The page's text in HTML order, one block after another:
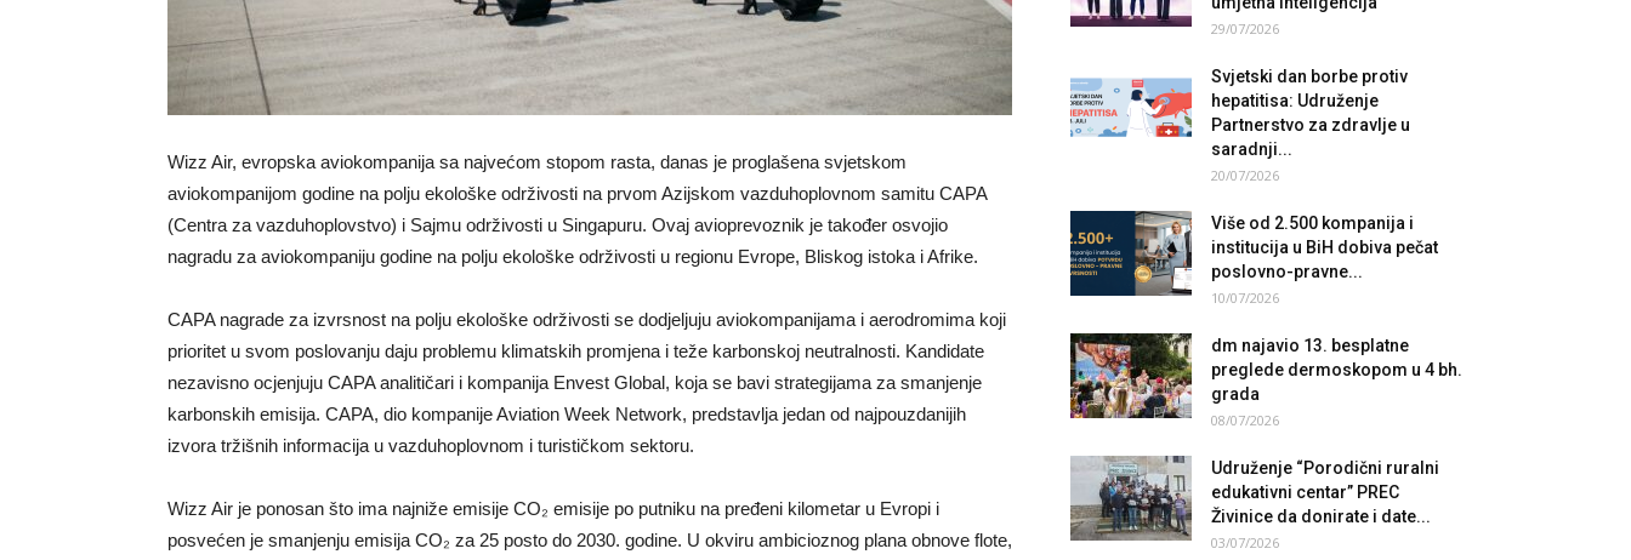
Wizz Air, evropska aviokompanija sa najvećom stopom rasta, danas je proglašena svjetskom
aviokompanijom godine na polju ekološke održivosti na prvom Azijskom vazduhoplovnom samitu CAPA
(Centra za vazduhoplovstvo) i Sajmu održivosti u Singapuru. Ovaj avioprevoznik je također osvojio
nagradu za aviokompaniju godine na polju ekološke održivosti u regionu Evrope, Bliskog istoka i Afrike.
CAPA nagrade za izvrsnost na polju ekološke održivosti se dodjeljuju aviokompanijama i aerodromima koji
prioritet u svom poslovanju daju problemu klimatskih promjena i teže karbonskoj neutralnosti. Kandidate
nezavisno ocjenjuju CAPA analitičari i kompanija Envest Global, koja se bavi strategijama za smanjenje
karbonskih emisija. CAPA, dio kompanije Aviation Week Network, predstavlja jedan od najpouzdanijih
izvora tržišnih informacija u vazduhoplovnom i turističkom sektoru.
Wizz Air je ponosan što ima najniže emisije CO₂ emisije po putniku na pređeni kilometar u Evropi i
posvećen je smanjenju emisija CO₂ za 25 posto do 2030. godine. U okviru ambicioznog plana obnove flote,
29/07/2026
Svjetski dan borbe protiv
hepatitisa: Udruženje
Partnerstvo za zdravlje u
saradnji...
20/07/2026
Više od 2.500 kompanija i
institucija u BiH dobiva pečat
poslovno-pravne...
10/07/2026
dm najavio 13. besplatne
preglede dermoskopom u 4 bh.
grada
08/07/2026
Udruženje “Porodični ruralni
edukativni centar” PREC
Živinice da donirate i date...
03/07/2026